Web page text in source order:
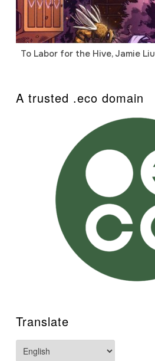
To Labor for the Hive, Jamie Liu
A trusted .eco domain
Translate